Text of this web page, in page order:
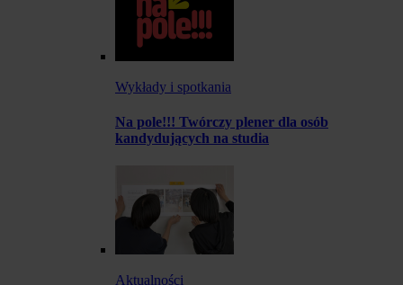
Wykłady i spotkania
Na pole!!! Twórczy plener dla osób
kandydujących na studia
Aktualności